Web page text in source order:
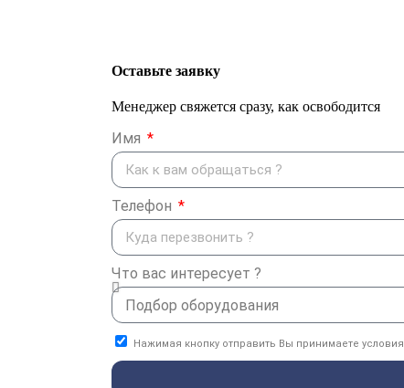
Оставьте заявку
Менеджер свяжется сразу, как освободится
Имя
Телефон
Что вас интересует ?
Нажимая кнопку отправить Вы принимаете условия